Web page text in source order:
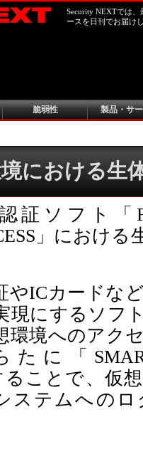
Security NEXTでは
ースを日刊でお届け
脆弱性 製品・サ
における生
ソフト「
」における
やICカードな
現にするソフ
環境へのアク
に「
ることで、仮
ステムへの